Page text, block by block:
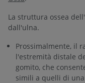
La struttura ossea
dall'ulna.
Prossimalmente, il
l'estremità distale
gomito, che
simili a quelli di